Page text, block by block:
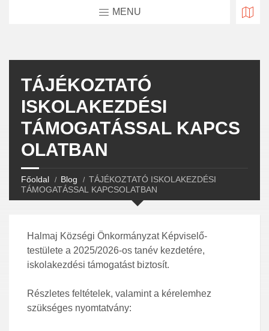
MENU
TÁJÉKOZTATÓ
ISKOLAKEZDÉSI
TÁMOGATÁSSAL KAPCS
OLATBAN
Főoldal Blog
TÁJÉKOZTATÓ ISKOLAKEZDÉSI
TÁMOGATÁSSAL KAPCSOLATBAN
Halmaj Községi Önkormányzat Képviselő-
testülete a 2025/2026-os tanév kezdetére,
iskolakezdési támogatást biztosít.
Részletes feltételek, valamint a kérelemhez
szükséges nyomtatvány: